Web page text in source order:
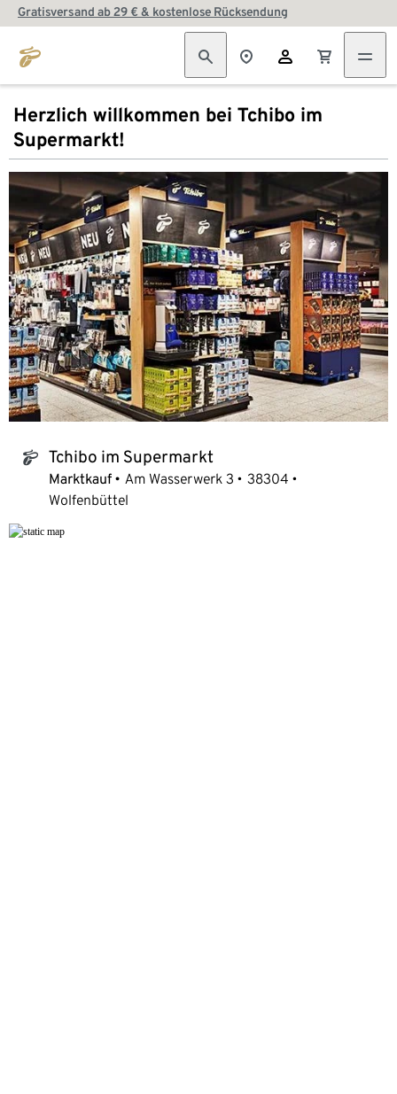
Gratisversand ab 29 € & kostenlose Rücksendung
Herzlich willkommen bei Tchibo im
Supermarkt!
tchibo_logo Tchibo im Supermarkt
Marktkauf Am Wasserwerk 3
38304
Wolfenbüttel